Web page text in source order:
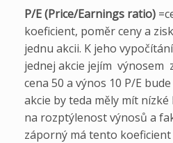
P/E (Price/Earnings ratio)
koeficient, poměr ceny a
jednu akcii. K jeho
jednej akcie jejím výnosem
cena 50 a výnos 10 P/E
akcie by teda měly mít nízké
na rozptýlenost výnosů a
záporný má tento